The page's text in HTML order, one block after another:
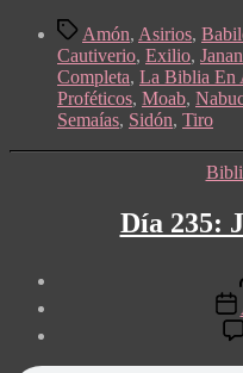
TagsAmón, Asirios,
Cautiverio, Exilio,
Completa, La Biblia En
Proféticos, Moab,
Semaías, Sidón, Tiro
Día 235: